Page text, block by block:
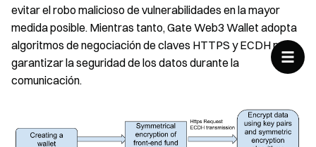
evitar el robo malicioso de vulnerabilidades en la mayor
medida posible. Mientras tanto, Gate Web3 Wallet adopta
algoritmos de negociación de claves HTTPS y ECDH para
garantizar la seguridad de los datos durante la
comunicación.